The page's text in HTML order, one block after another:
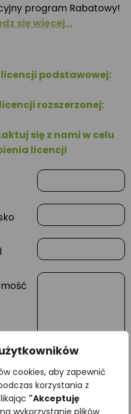
cookies, aby zapewnić
korzystania z
"Akceptuję
wykorzystanie plików
program Rabatowy!
się więcej…
podstawowej:
rozszerzonej:
się z nami w celu
licencji